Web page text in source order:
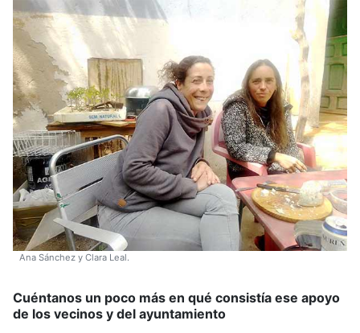
Ana Sánchez y Clara Leal.
Cuéntanos un poco más en qué consistía ese apoyo
de los vecinos y del ayuntamiento